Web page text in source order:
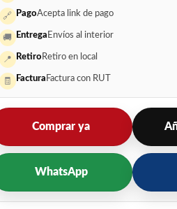
🔗 PagoAcepta link de pago
🚚 Entrega Envíos al interior
📍 Retiro Retiro en local
🧾 Factura Factura con RUT
Comprar ya
WhatsApp